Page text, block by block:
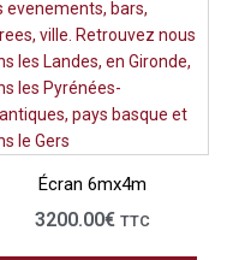
Écran 6mx4m
3200.00€ TTC